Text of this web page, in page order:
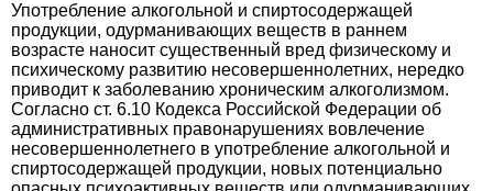
Употребление алкогольной и спиртосодержащей
продукции, одурманивающих веществ в раннем
возрасте наносит существенный вред физическому и
психическому развитию несовершеннолетних, нередко
приводит к заболеванию хроническим алкоголизмом.
Согласно ст. 6.10 Кодекса Российской Федерации об
административных правонарушениях вовлечение
несовершеннолетнего в употребление алкогольной и
спиртосодержащей продукции, новых потенциально